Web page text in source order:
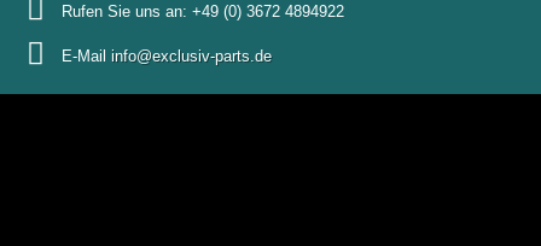
Rufen Sie uns an: +49 (0) 3672 4894922
E-Mail info@exclusiv-parts.de